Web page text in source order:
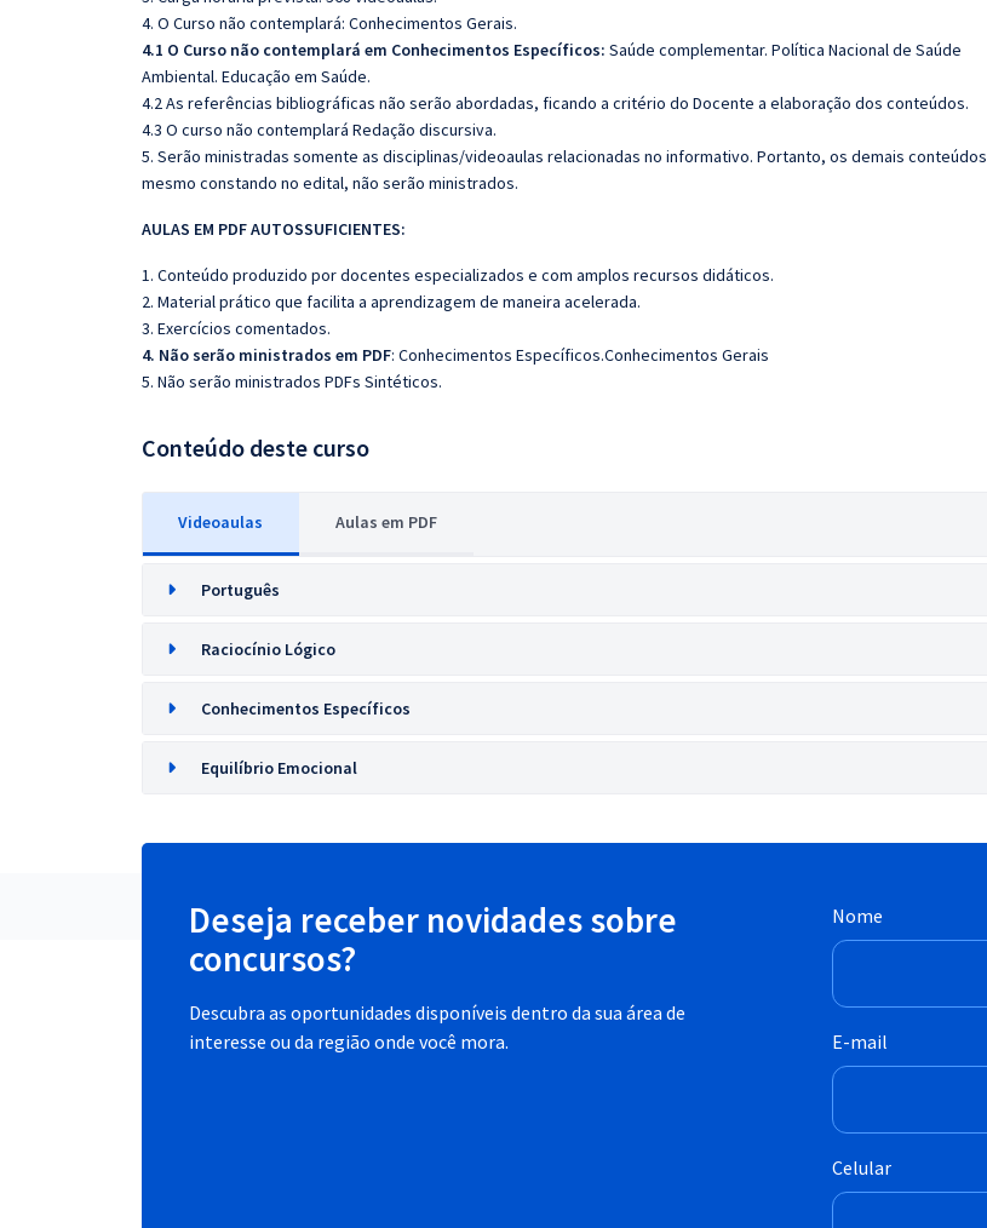
4. O Curso não contemplará: Conhecimentos Gerais.
4.1 O Curso não contemplará em Conhecimentos Específicos: Saúde complementar. Política Nacional de Saúde
Ambiental. Educação em Saúde.
4.2 As referências bibliográficas não serão abordadas, ficando a critério do Docente a elaboração dos conteúdos.
4.3 O curso não contemplará Redação discursiva.
5. Serão ministradas somente as disciplinas/videoaulas relacionadas no informativo. Portanto, os demais conteúdos
mesmo constando no edital, não serão ministrados.
AULAS EM PDF AUTOSSUFICIENTES:
1. Conteúdo produzido por docentes especializados e com amplos recursos didáticos.
2. Material prático que facilita a aprendizagem de maneira acelerada.
3. Exercícios comentados.
4. Não serão ministrados em PDF: Conhecimentos Específicos.Conhecimentos Gerais
5. Não serão ministrados PDFs Sintéticos.
Conteúdo deste curso
Videoaulas Aulas em PDF
Português
Raciocínio Lógico
Conhecimentos Específicos
Equilíbrio Emocional
Deseja receber novidades sobre
concursos?
Descubra as oportunidades disponíveis dentro da sua área de
interesse ou da região onde você mora.
Nome
E-mail
Celular